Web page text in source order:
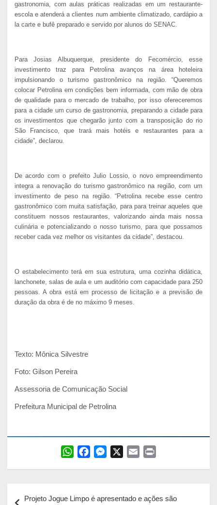
gastronomia, com aulas práticas realizadas em um restaurante-
escola e atenderá a clientes num ambiente climatizado, cardápio a
la carte e bufê preparado e servido por alunos do SENAC.
Para Josias Albuquerque, presidente do Fecomércio, esse
investimento traz para Petrolina avanços na área hoteleira
impulsionando o turismo gastronômico na região. “Queremos
colocar Petrolina em condições bem informada, com mão de obra
de qualidade para o mercado de trabalho, por isso ofereceremos
para a cidade um curso de gastronomia, preparando a cidade para
os investimentos que chegarão junto com a transposição do rio
São Francisco, que trará mais hotéis e restaurantes para a
cidade”, declarou.
De acordo com o prefeito Julio Lossio, o novo empreendimento
integra a renovação do turismo gastronômico na região, com um
investimento de peso na região. “Petrolina recebe esse centro
gastronômico com muita satisfação, para para treinar aqueles que
constituem nossos restaurantes, valorizando ainda mais nossa
culinária e potencializando o nosso turismo, para que possamos
receber cada vez melhor os visitantes da cidade”, destacou.
O estabelecimento terá em sua estrutura, uma cozinha didática,
lanchonete, salas de aula e um auditório com capacidade para 250
pessoas. A obra está em processo de licitação e a previsão de
duração da obra é de no máximo 9 meses.
Texto: Mônica Silvestre
Foto: Gilson Pereira
Assessoria de Comunicação Social
Prefeitura Municipal de Petrolina
W
s
b
e
l
t
Projeto Jogue Limpo é apresentado e ações são